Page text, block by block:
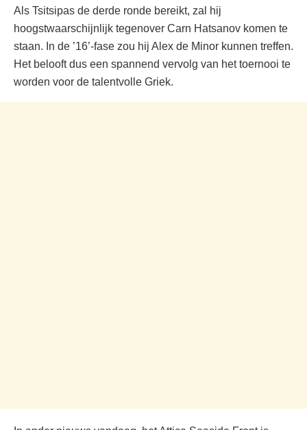
Als Tsitsipas de derde ronde bereikt, zal hij
hoogstwaarschijnlijk tegenover Carn Hatsanov komen te
staan. In de ’16’-fase zou hij Alex de Minor kunnen treffen.
Het belooft dus een spannend vervolg van het toernooi te
worden voor de talentvolle Griek.